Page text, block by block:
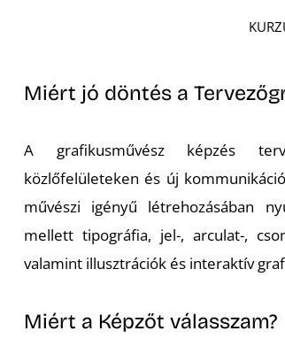
Miért jó döntés a
A grafikusművész képzés
közlőfelületeken és új
művészi igényű létrehozásában
mellett tipográfia, jel-, arculat-,
valamint illusztrációk és interaktív
Miért a Képzőt válasszam?